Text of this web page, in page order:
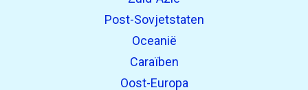
Post-Sovjetstaten
Oceanië
Caraïben
Oost-Europa